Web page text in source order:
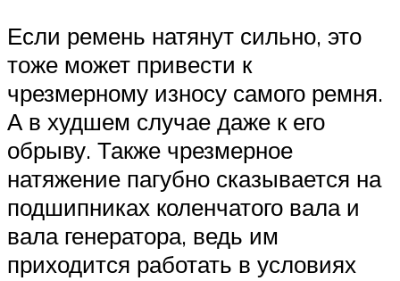
Если ремень натянут сильно, это
тоже может привести к
чрезмерному износу самого ремня.
А в худшем случае даже к его
обрыву. Также чрезмерное
натяжение пагубно сказывается на
подшипниках коленчатого вала и
вала генератора, ведь им
приходится работать в условиях